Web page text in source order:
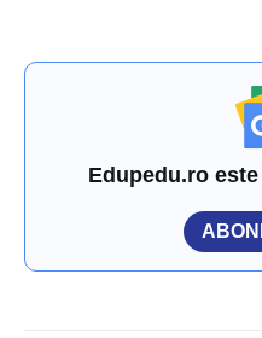
Edupedu.ro